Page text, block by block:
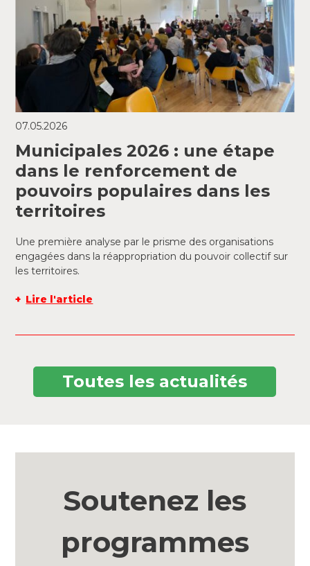
07.05.2026
Municipales 2026 : une étape
dans le renforcement de
pouvoirs populaires dans les
territoires
Une première analyse par le prisme des organisations
engagées dans la réappropriation du pouvoir collectif sur
les territoires.
Lire l'article
Toutes les actualités
Soutenez les
programmes